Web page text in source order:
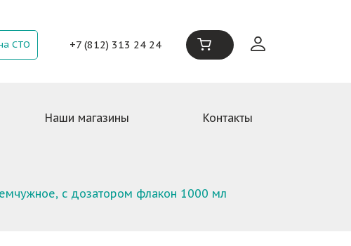
СТО +7 (812) 313 24 24
Наши магазины Контакты
с дозатором флакон 1000 мл